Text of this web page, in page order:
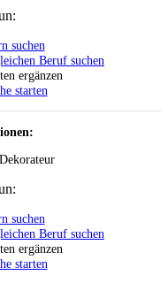
suchen
Beruf suchen
ergänzen
starten
suchen
Beruf suchen
ergänzen
starten